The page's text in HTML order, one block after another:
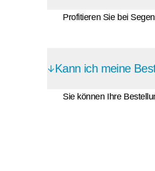
Profitieren Sie bei
Kann ich meine
Sie können Ihre